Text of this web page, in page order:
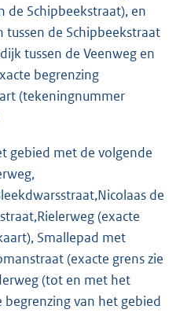
de Schipbeekstraat), en
tussen de Schipbeekstraat
tussen de Veenweg en
begrenzing
(tekeningnummer
gebied met de volgende
de
(exacte
Smallepad met
(exacte grens zie
(tot en met het
begrenzing van het gebied